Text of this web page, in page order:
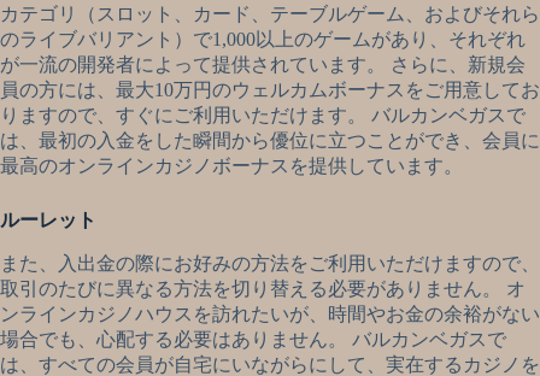
カテゴリ（スロット、カード、テーブルゲーム、およびそれら
のライブバリアント）で1,000以上のゲームがあり、それぞれ
が一流の開発者によって提供されています。 さらに、新規会
員の方には、最大10万円のウェルカムボーナスをご用意してお
りますので、すぐにご利用いただけます。 バルカンベガスで
は、最初の入金をした瞬間から優位に立つことができ、会員に
最高のオンラインカジノボーナスを提供しています。
ルーレット
また、入出金の際にお好みの方法をご利用いただけますので、
取引のたびに異なる方法を切り替える必要がありません。 オ
ンラインカジノハウスを訪れたいが、時間やお金の余裕がない
場合でも、心配する必要はありません。 バルカンベガスで
は、すべての会員が自宅にいながらにして、実在するカジノを